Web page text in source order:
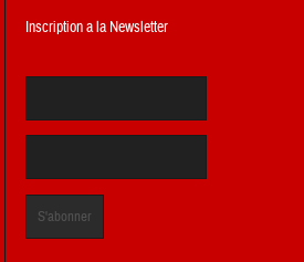
Inscription a la Newsletter